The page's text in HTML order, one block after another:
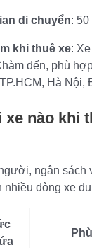
di chuyển:
khi thuê xe:
đến, phù
Hà
xe nào khi
ngân sách
nhiều dòng xe